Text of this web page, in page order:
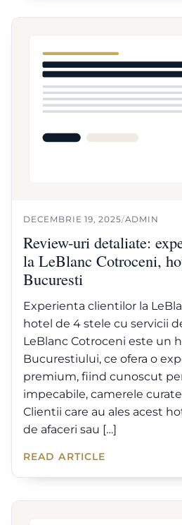
DECEMBRIE 19, 2025/ADMIN
Review-uri detaliate:
la LeBlanc Cotroceni,
Bucuresti
Experienta clientilor la
hotel de 4 stele cu servicii
LeBlanc Cotroceni este un
Bucurestiului, ce ofera o
premium, fiind cunoscut
impecabile, camerele
Clientii care au ales acest
de afaceri sau […]
READ ARTICLE